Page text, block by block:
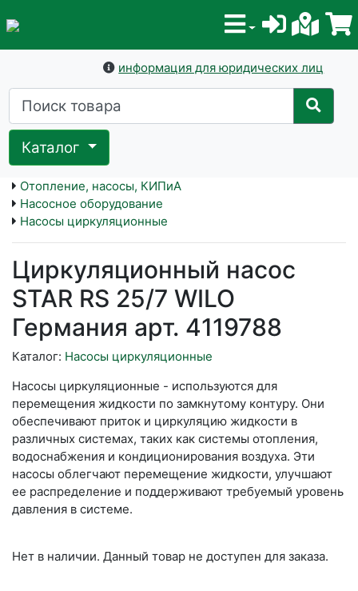
информация для юридических лиц
Каталог
Отопление, насосы, КИПиА
Насосное оборудование
Насосы циркуляционные
Циркуляционный насос
STAR RS 25/7 WILO
Германия арт. 4119788
Каталог: Насосы циркуляционные
Насосы циркуляционные - используются для
перемещения жидкости по замкнутому контуру. Они
обеспечивают приток и циркуляцию жидкости в
различных системах, таких как системы отопления,
водоснабжения и кондиционирования воздуха. Эти
насосы облегчают перемещение жидкости, улучшают
ее распределение и поддерживают требуемый уровень
давления в системе.
Нет в наличии. Данный товар не доступен для заказа.